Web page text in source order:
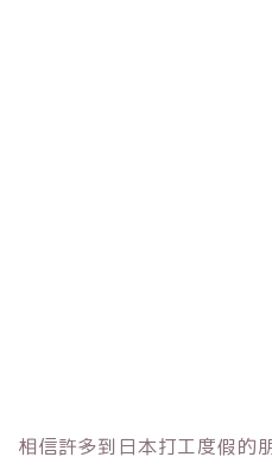
相信許多到日本打工度假的